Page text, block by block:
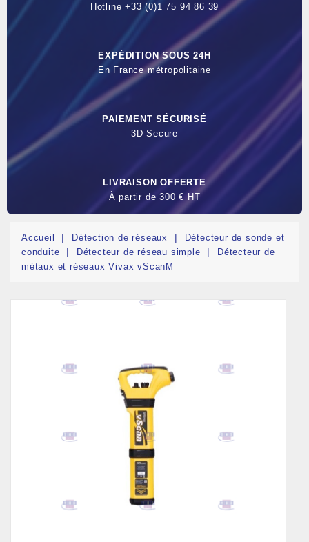
Hotline +33 (0)1 75 94 86 39
EXPÉDITION SOUS 24H
En France métropolitaine
PAIEMENT SÉCURISÉ
3D Secure
LIVRAISON OFFERTE
À partir de 300 € HT
Accueil Détection de réseaux
Détecteur de sonde et
conduite
Détecteur de réseau simple
Détecteur de
métaux et réseaux Vivax vScanM